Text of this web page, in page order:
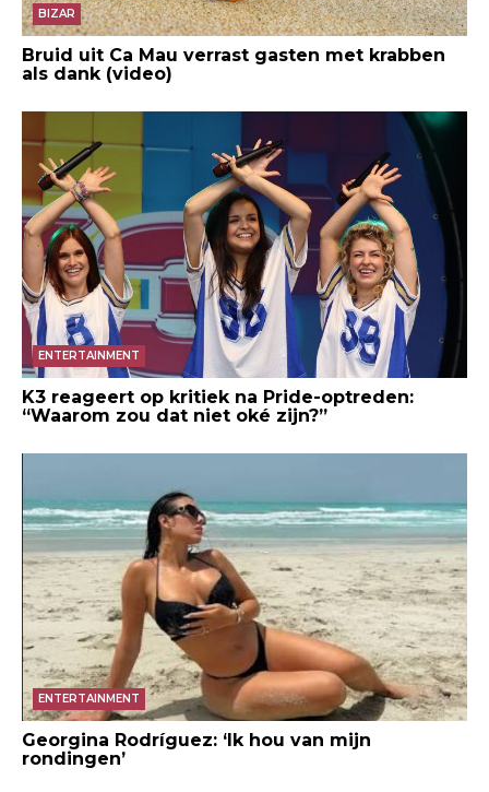
BIZAR
Bruid uit Ca Mau verrast gasten met krabben
als dank (video)
ENTERTAINMENT
K3 reageert op kritiek na Pride-optreden:
“Waarom zou dat niet oké zijn?”
ENTERTAINMENT
Georgina Rodríguez: ‘Ik hou van mijn
rondingen’